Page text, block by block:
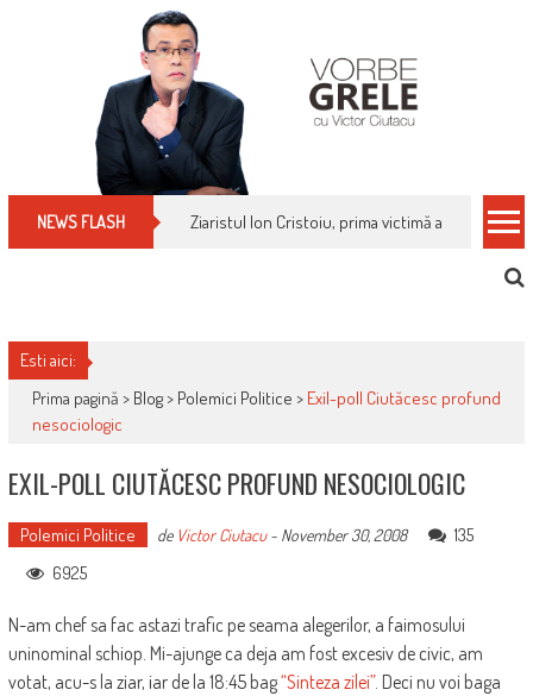
NEWS FLASH Cum îți schimbi, rapid, gratuit și eficient,
Esti aici:
Prima pagină > Blog> Polemici Politice > Exil-poll Ciutăcesc profund
nesociologic
EXIL-POLL CIUTĂCESC PROFUND NESOCIOLOGIC
Polemici Politice de Victor Ciutacu- November 30, 2008
135
6925
N-am chef sa fac astazi trafic pe seama alegerilor, a faimosului
uninominal schiop. Mi-ajunge ca deja am fost excesiv de civic, am
votat, acu-s la ziar, iar de la 18:45 bag“Sinteza zilei”. Deci nu voi baga